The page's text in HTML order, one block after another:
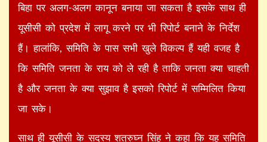
बिहा पर अलग-अलग कानून बनाया जा सकता है इसके साथ ही
यूसीसी को प्रदेश में लागू करने पर भी रिपोर्ट बनाने के निर्देश
हैं। हालांकि, समिति के पास सभी खुले विकल्प हैं यही वजह है
कि समिति जनता के राय को ले रही है ताकि जनता क्या चाहती
है और जनता के क्या सुझाव है इसको रिपोर्ट में सम्मिलित किया
जा सके।
साथ ही यूसीसी के सदस्य शत्रुघ्न सिंह ने कहा कि यह समिति